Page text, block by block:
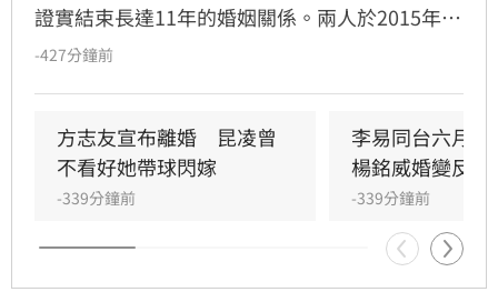
證實結束長達11年的婚姻關係。兩人於2015年奉
子成婚，育有一子一女。回顧這段婚姻，方志友
聞引發軒然大波，儘管當時經紀人出面澄清，仍
讓夫妻關係備受考驗。如今兩人決定和平分手，
聲明強調雖無法再做情人，但永遠是家人，未來
將共同肩負育兒責任。雙方對離婚細節保持低
調，請求外界給予空間，並承諾在各自領域穩定
前行，珍惜過往十二年的陪伴與包容。
-427分鐘前
方志友宣布離婚　昆凌曾
不看好她帶球閃嫁
-339分鐘前
李易同台六月
楊銘威婚變反應
-339分鐘前